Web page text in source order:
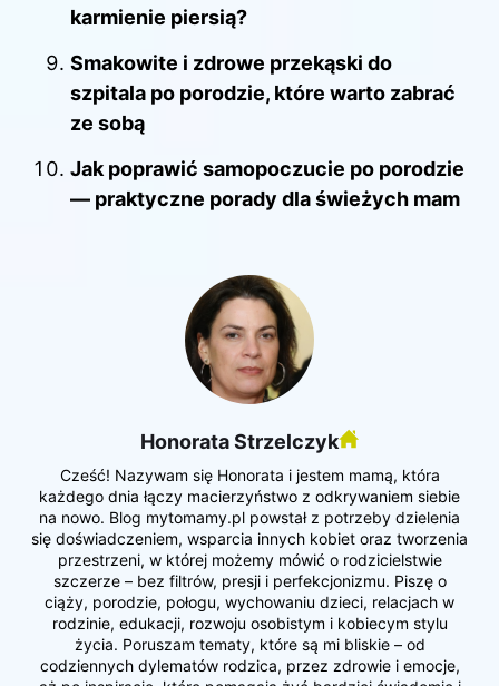
karmienie piersią?
Smakowite i zdrowe przekąski do
szpitala po porodzie, które warto zabrać
ze sobą
Jak poprawić samopoczucie po porodzie
— praktyczne porady dla świeżych mam
Honorata Strzelczyk
Cześć! Nazywam się Honorata i jestem mamą, która
każdego dnia łączy macierzyństwo z odkrywaniem siebie
na nowo. Blog mytomamy.pl powstał z potrzeby dzielenia
się doświadczeniem, wsparcia innych kobiet oraz tworzenia
przestrzeni, w której możemy mówić o rodzicielstwie
szczerze – bez filtrów, presji i perfekcjonizmu. Piszę o
ciąży, porodzie, połogu, wychowaniu dzieci, relacjach w
rodzinie, edukacji, rozwoju osobistym i kobiecym stylu
życia. Poruszam tematy, które są mi bliskie – od
codziennych dylematów rodzica, przez zdrowie i emocje,